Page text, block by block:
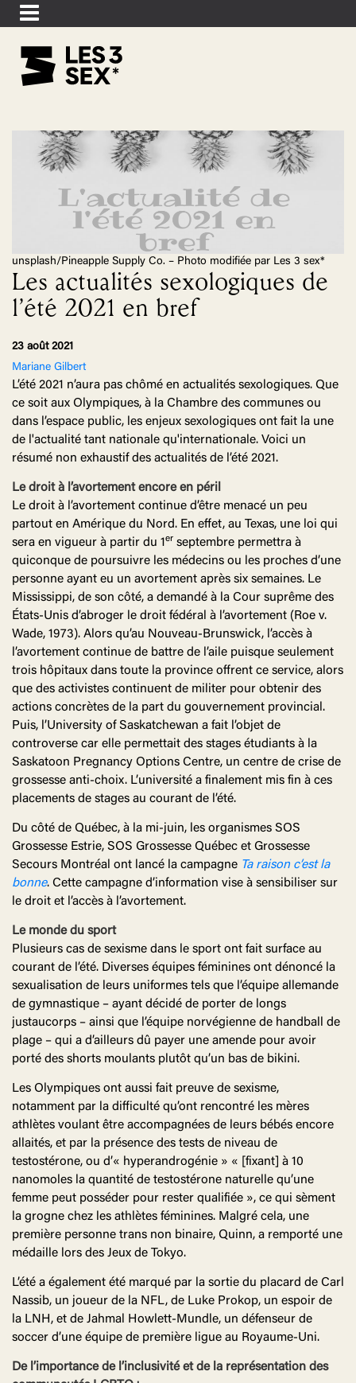
unsplash/Pineapple Supply Co. – Photo modifiée par Les 3 sex*
Les actualités sexologiques de
l’été 2021 en bref
23 août 2021
Mariane Gilbert
L’été 2021 n’aura pas chômé en actualités sexologiques. Que
ce soit aux Olympiques, à la Chambre des communes ou
dans l’espace public, les enjeux sexologiques ont fait la une
de l'actualité tant nationale qu'internationale. Voici un
résumé non exhaustif des actualités de l’été 2021.
Le droit à l’avortement encore en péril
Le droit à l’avortement continue d’être menacé un peu
partout en Amérique du Nord. En effet, au Texas, une loi qui
sera en vigueur à partir du 1er septembre permettra à
quiconque de poursuivre les médecins ou les proches d’une
personne ayant eu un avortement après six semaines. Le
Mississippi, de son côté, a demandé à la Cour suprême des
États-Unis d’abroger le droit fédéral à l’avortement (Roe v.
Wade, 1973). Alors qu’au Nouveau-Brunswick, l’accès à
l’avortement continue de battre de l’aile puisque seulement
trois hôpitaux dans toute la province offrent ce service, alors
que des activistes continuent de militer pour obtenir des
actions concrètes de la part du gouvernement provincial.
Puis, l’University of Saskatchewan a fait l’objet de
controverse car elle permettait des stages étudiants à la
Saskatoon Pregnancy Options Centre, un centre de crise de
grossesse anti-choix. L’université a finalement mis fin à ces
placements de stages au courant de l’été.
Du côté de Québec, à la mi-juin, les organismes SOS
Grossesse Estrie, SOS Grossesse Québec et Grossesse
Secours Montréal ont lancé la campagne Ta raison c’est la
bonne. Cette campagne d’information vise à sensibiliser sur
le droit et l’accès à l’avortement.
Le monde du sport
Plusieurs cas de sexisme dans le sport ont fait surface au
courant de l’été. Diverses équipes féminines ont dénoncé la
sexualisation de leurs uniformes tels que l’équipe allemande
de gymnastique – ayant décidé de porter de longs
justaucorps – ainsi que l’équipe norvégienne de handball de
plage – qui a d’ailleurs dû payer une amende pour avoir
porté des shorts moulants plutôt qu’un bas de bikini.
Les Olympiques ont aussi fait preuve de sexisme,
notamment par la difficulté qu’ont rencontré les mères
athlètes voulant être accompagnées de leurs bébés encore
allaités, et par la présence des tests de niveau de
testostérone, ou d’« hyperandrogénie » « [fixant] à 10
nanomoles la quantité de testostérone naturelle qu’une
femme peut posséder pour rester qualifiée », ce qui sèment
la grogne chez les athlètes féminines. Malgré cela, une
première personne trans non binaire, Quinn, a remporté une
médaille lors des Jeux de Tokyo.
L’été a également été marqué par la sortie du placard de Carl
Nassib, un joueur de la NFL, de Luke Prokop, un espoir de
la LNH, et de Jahmal Howlett-Mundle, un défenseur de
soccer d’une équipe de première ligue au Royaume-Uni.
De l’importance de l’inclusivité et de la représentation des